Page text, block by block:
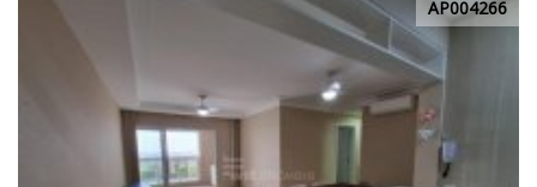
AP004266